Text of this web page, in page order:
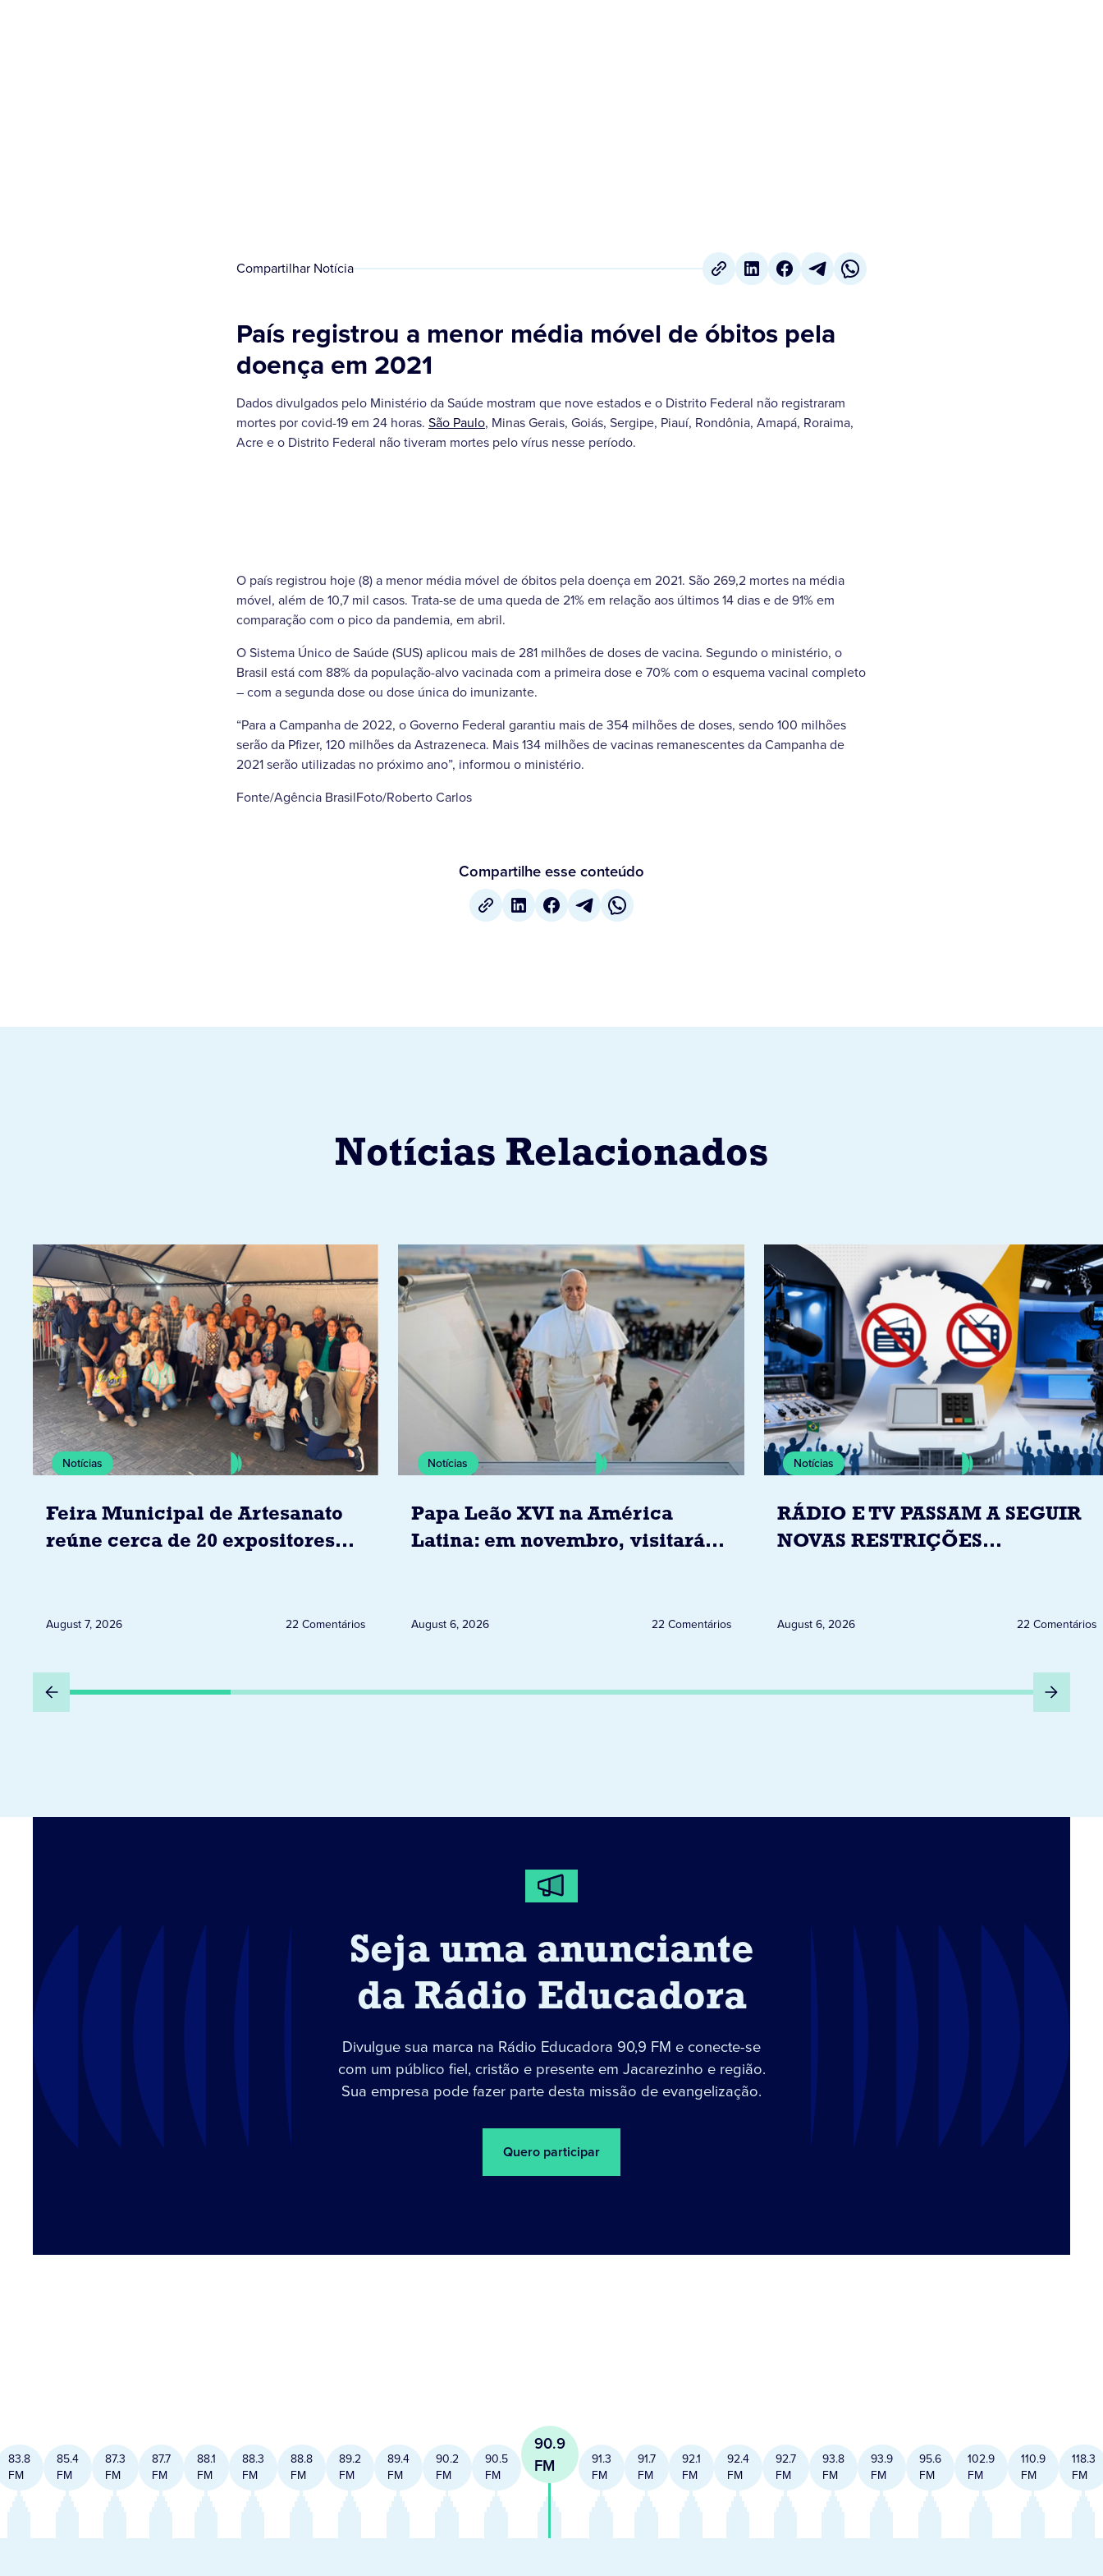
Compartilhar Notícia
País registrou a menor média móvel de óbitos pela
doença em 2021
Dados divulgados pelo Ministério da Saúde mostram que nove estados e o Distrito Federal não registraram
mortes por covid-19 em 24 horas. São Paulo, Minas Gerais, Goiás, Sergipe, Piauí, Rondônia, Amapá, Roraima,
Acre e o Distrito Federal não tiveram mortes pelo vírus nesse período.
O país registrou hoje (8) a menor média móvel de óbitos pela doença em 2021. São 269,2 mortes na média
móvel, além de 10,7 mil casos. Trata-se de uma queda de 21% em relação aos últimos 14 dias e de 91% em
comparação com o pico da pandemia, em abril.
O Sistema Único de Saúde (SUS) aplicou mais de 281 milhões de doses de vacina. Segundo o ministério, o
Brasil está com 88% da população-alvo vacinada com a primeira dose e 70% com o esquema vacinal completo
– com a segunda dose ou dose única do imunizante.
“Para a Campanha de 2022, o Governo Federal garantiu mais de 354 milhões de doses, sendo 100 milhões
serão da Pfizer, 120 milhões da Astrazeneca. Mais 134 milhões de vacinas remanescentes da Campanha de
2021 serão utilizadas no próximo ano”, informou o ministério.
Fonte/Agência BrasilFoto/Roberto Carlos
Compartilhe esse conteúdo
Notícias Relacionados
Notícias
Feira Municipal de Artesanato
reúne cerca de 20 expositores
August 7, 2026 22 Comentários
Notícias
Papa Leão XVI na América
Latina: em novembro, visitará
August 6, 2026 22 Comentários
Notícias
RÁDIO E TV PASSAM A SEGUIR
NOVAS RESTRIÇÕES
August 6, 2026 22 Comentários
Seja uma anunciante
da Rádio Educadora
Divulgue sua marca na Rádio Educadora 90,9 FM e conecte-se
com um público fiel, cristão e presente em Jacarezinho e região.
Sua empresa pode fazer parte desta missão de evangelização.
Quero participar
83.8
FM
85.4
FM
87.3
FM
87.7
FM
88.1
FM
88.3
FM
88.8
FM
89.2
FM
89.4
FM
90.2
FM
90.5
FM
90.9
FM
91.3
FM
91.7
FM
92.1
FM
92.4
FM
92.7
FM
93.8
FM
93.9
FM
95.6
FM
102.9
FM
110.9
FM
118.3
FM